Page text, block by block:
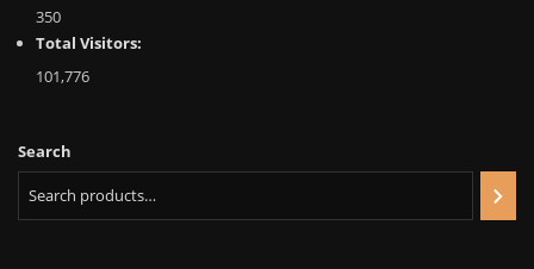
350
Total Visitors:
101,776
Search